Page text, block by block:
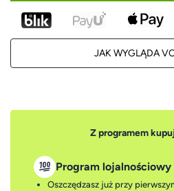
JAK WYGLĄDA
Z programem
Program lojalnościowy
Oszczędzasz już przy